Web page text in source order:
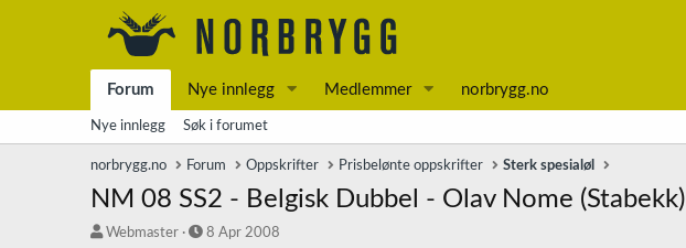
Forum Nye innlegg Medlemmer norbrygg.no
Nye innlegg Søk i forumet
norbrygg.no Forum Oppskrifter Prisbelønte oppskrifter Sterk spesialøl
NM 08 SS2 - Belgisk Dubbel - Olav Nome (Stabekk)
T
Webmaster
S
8 Apr 2008